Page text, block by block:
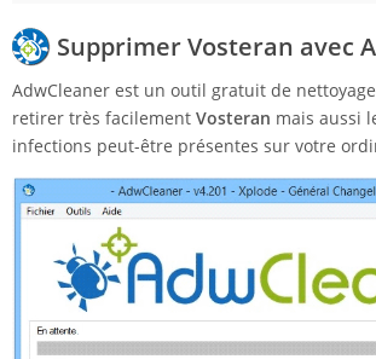
Supprimer Vosteran avec
AdwCleaner est un outil gratuit de
retirer très facilement Vosteran mais aussi
infections peut-être présentes sur votre